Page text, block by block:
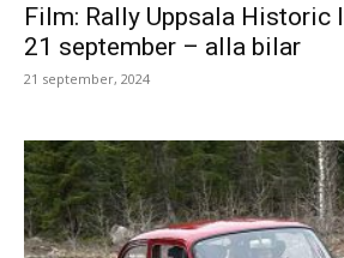
Film: Rally Uppsala Historic
21 september – alla bilar
21 september, 2024